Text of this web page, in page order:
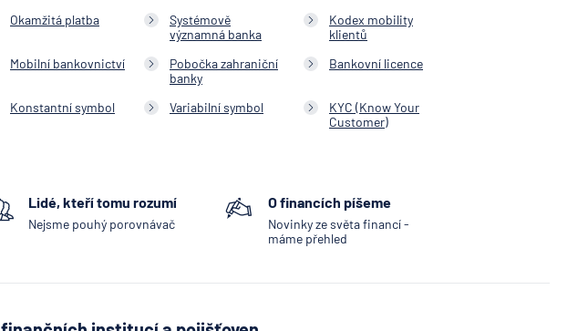
Okamžitá platba
Systémově
významná banka
Kodex mobility
klientů
Mobilní bankovnictví
Pobočka zahraniční
banky
Bankovní licence
Konstantní symbol Variabilní symbol
KYC (Know Your
Customer)
Lidé, kteří tomu rozumí
Nejsme pouhý porovnávač
O financích píšeme
Novinky ze světa financí -
máme přehled